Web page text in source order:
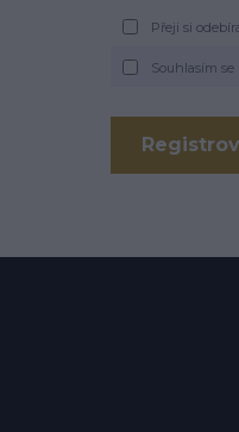
Přeji si
Souhlasím se